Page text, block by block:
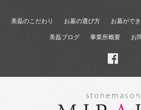
美磊のこだわり お墓の選び方 お墓がで
美磊ブログ
事業所概要 お